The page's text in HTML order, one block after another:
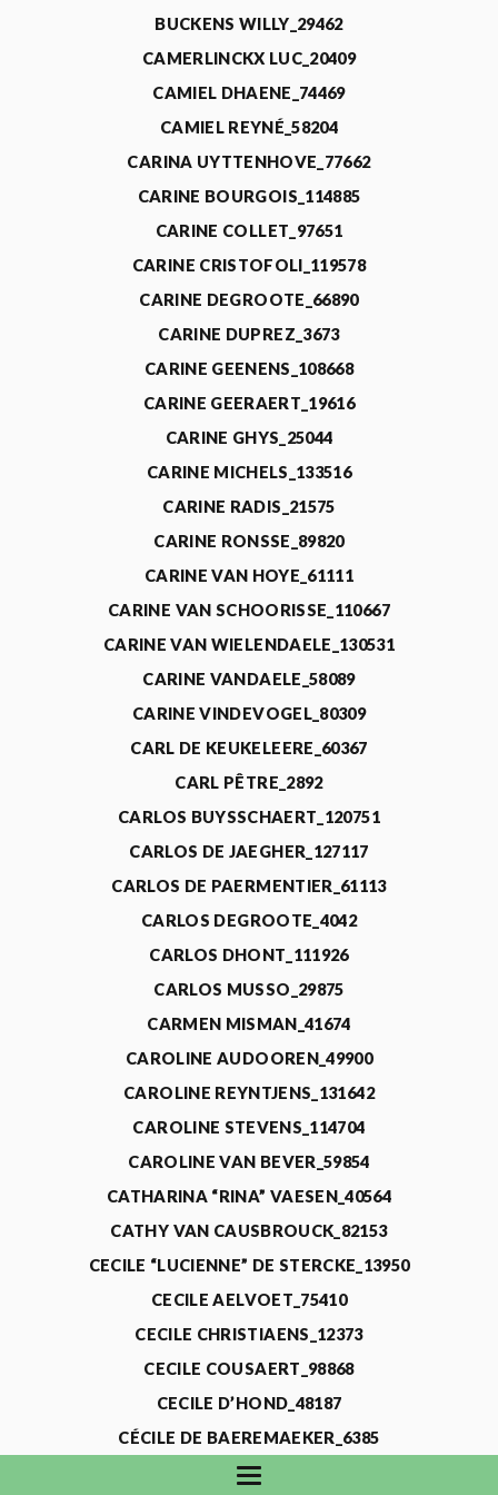
BUCKENS WILLY_29462
CAMERLINCKX LUC_20409
CAMIEL DHAENE_74469
CAMIEL REYNÉ_58204
CARINA UYTTENHOVE_77662
CARINE BOURGOIS_114885
CARINE COLLET_97651
CARINE CRISTOFOLI_119578
CARINE DEGROOTE_66890
CARINE DUPREZ_3673
CARINE GEENENS_108668
CARINE GEERAERT_19616
CARINE GHYS_25044
CARINE MICHELS_133516
CARINE RADIS_21575
CARINE RONSSE_89820
CARINE VAN HOYE_61111
CARINE VAN SCHOORISSE_110667
CARINE VAN WIELENDAELE_130531
CARINE VANDAELE_58089
CARINE VINDEVOGEL_80309
CARL DE KEUKELEERE_60367
CARL PÊTRE_2892
CARLOS BUYSSCHAERT_120751
CARLOS DE JAEGHER_127117
CARLOS DE PAERMENTIER_61113
CARLOS DEGROOTE_4042
CARLOS DHONT_111926
CARLOS MUSSO_29875
CARMEN MISMAN_41674
CAROLINE AUDOOREN_49900
CAROLINE REYNTJENS_131642
CAROLINE STEVENS_114704
CAROLINE VAN BEVER_59854
CATHARINA “RINA” VAESEN_40564
CATHY VAN CAUSBROUCK_82153
CECILE “LUCIENNE” DE STERCKE_13950
CECILE AELVOET_75410
CECILE CHRISTIAENS_12373
CECILE COUSAERT_98868
CECILE D’HOND_48187
CÉCILE DE BAEREMAEKER_6385
CECILE DE WAELE_4731